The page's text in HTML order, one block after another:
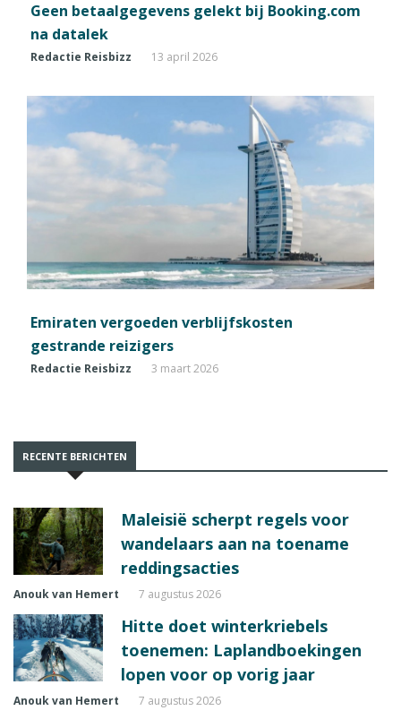
Geen betaalgegevens gelekt bij Booking.com
na datalek
Redactie Reisbizz 13 april 2026
Emiraten vergoeden verblijfskosten
gestrande reizigers
Redactie Reisbizz 3 maart 2026
RECENTE BERICHTEN
Maleisië scherpt regels voor
wandelaars aan na toename
reddingsacties
Anouk van Hemert 7 augustus 2026
Hitte doet winterkriebels
toenemen: Laplandboekingen
lopen voor op vorig jaar
Anouk van Hemert 7 augustus 2026